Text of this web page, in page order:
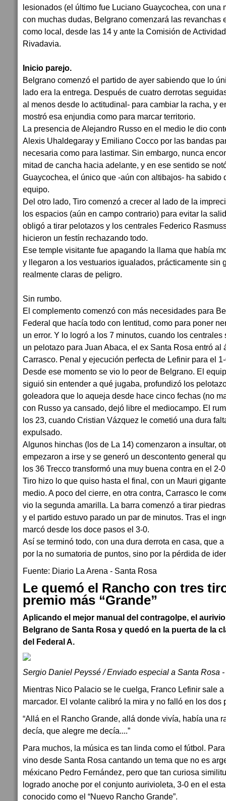
lesionados (el último fue Luciano Guaycochea, con una
con muchas dudas, Belgrano comenzará las revanchas
como local, desde las 14 y ante la Comisión de
Rivadavia.
Inicio parejo.
Belgrano comenzó el partido de ayer sabiendo que lo
lado era la entrega. Después de cuatro derrotas
al menos desde lo actitudinal- para cambiar la racha, y
mostró esa enjundia como para marcar territorio.
La presencia de Alejandro Russo en el medio le dio
Alexis Uhaldegaray y Emiliano Cocco por las bandas
necesaria como para lastimar. Sin embargo, nunca
mitad de cancha hacia adelante, y en ese sentido se
Guaycochea, el único que -aún con altibajos- ha sabido
equipo.
Del otro lado, Tiro comenzó a crecer al lado de la
los espacios (aún en campo contrario) para evitar la
obligó a tirar pelotazos y los centrales Federico
hicieron un festín rechazando todo.
Ese temple visitante fue apagando la llama que había
y llegaron a los vestuarios igualados, prácticamente sin
realmente claras de peligro.
Sin rumbo.
El complemento comenzó con más necesidades para
Federal que hacía todo con lentitud, como para poner
un error. Y lo logró a los 7 minutos, cuando los
un pelotazo para Juan Abaca, el ex Santa Rosa entró al
Carrasco. Penal y ejecución perfecta de Lefinir para el
Desde ese momento se vio lo peor de Belgrano. El
siguió sin entender a qué jugaba, profundizó los
goleadora que lo aqueja desde hace cinco fechas (no
con Russo ya cansado, dejó libre el mediocampo. El
los 23, cuando Cristian Vázquez le cometió una dura
expulsado.
Algunos hinchas (los de La 14) comenzaron a insultar,
empezaron a irse y se generó un descontento general
los 36 Trecco transformó una muy buena contra en el 2-
Tiro hizo lo que quiso hasta el final, con un Mauri
medio. A poco del cierre, en otra contra, Carrasco le
vio la segunda amarilla. La barra comenzó a tirar
y el partido estuvo parado un par de minutos. Tras el
marcó desde los doce pasos el 3-0.
Así se terminó todo, con una dura derrota en casa, que
por la no sumatoria de puntos, sino por la pérdida de
Fuente: Diario La Arena - Santa Rosa
Le quemó el Rancho con tres
premio más “Grande”
Aplicando el mejor manual del contragolpe, el
Belgrano de Santa Rosa y quedó en la puerta de la
del Federal A.
Sergio Daniel Peyssé / Enviado especial a Santa Rosa
Mientras Nico Palacio se le cuelga, Franco Lefinir sale
marcador. El volante calibró la mira y no falló en los dos
“Allá en el Rancho Grande, allá donde vivía, había una
decía, que alegre me decía....”
Para muchos, la música es tan linda como el fútbol.
vino desde Santa Rosa cantando un tema que no es
méxicano Pedro Fernández, pero que tan curiosa
logrado anoche por el conjunto aurivioleta, 3-0 en el
conocido como el “Nuevo Rancho Grande”.